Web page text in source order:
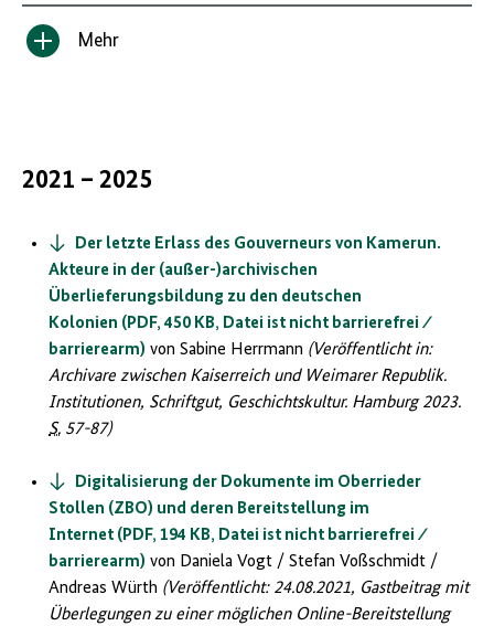
Inhalt
Mehr
2021 – 2025
Der letzte Erlass des Gouverneurs von Kamerun.
Akteure in der (außer-)archivischen
Überlieferungsbildung zu den deutschen
Kolonien (PDF, 450 KB, Datei ist nicht barrierefrei ⁄
barrierearm) von Sabine Herrmann (Veröffentlicht in:
Archivare zwischen Kaiserreich und Weimarer Republik.
Institutionen, Schriftgut, Geschichtskultur. Hamburg 2023.
S. 57-87)
Digitalisierung der Dokumente im Oberrieder
Stollen (ZBO) und deren Bereitstellung im
Internet (PDF, 194 KB, Datei ist nicht barrierefrei ⁄
barrierearm) von Daniela Vogt / Stefan Voßschmidt /
Andreas Würth (Veröffentlicht: 24.08.2021, Gastbeitrag mit
Überlegungen zu einer möglichen Online-Bereitstellung